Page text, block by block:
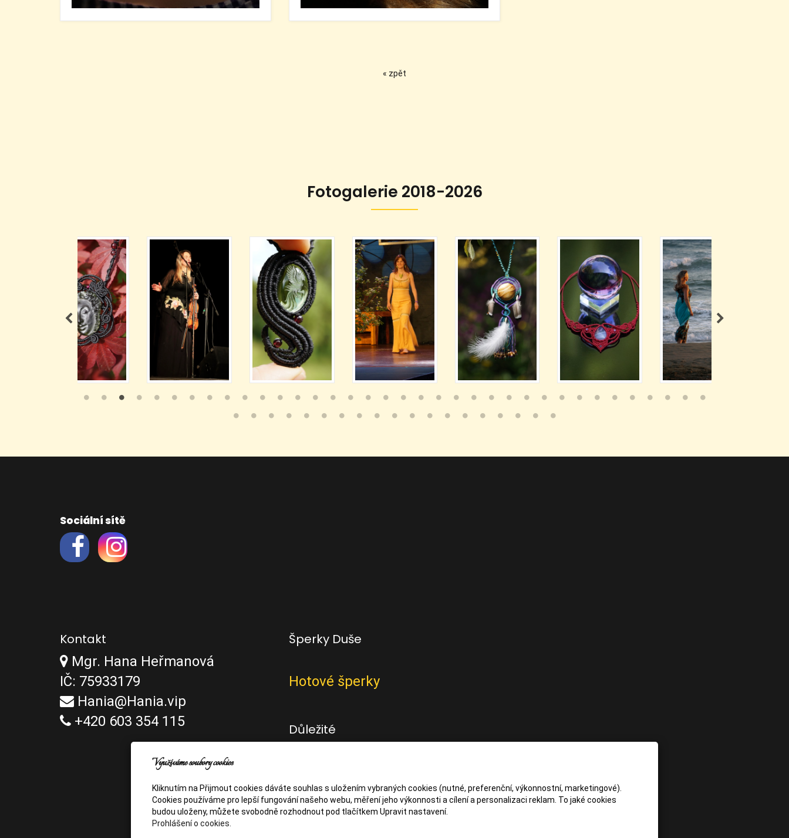
« zpět
Fotogalerie 2018-2026
Sociální sítě
Kontakt
Mgr. Hana Heřmanová
IČ: 75933179
Hania@Hania.vip
+420 603 354 115
Šperky Duše
Hotové šperky
Důležité
Využíváme soubory cookies
Kliknutím na Přijmout cookies dáváte souhlas s uložením vybraných cookies (nutné, preferenční, výkonnostní, marketingové).
Cookies používáme pro lepší fungování našeho webu, měření jeho výkonnosti a cílení a personalizaci reklam. To jaké cookies
budou uloženy, můžete svobodně rozhodnout pod tlačítkem Upravit nastavení.
Prohlášení o cookies.